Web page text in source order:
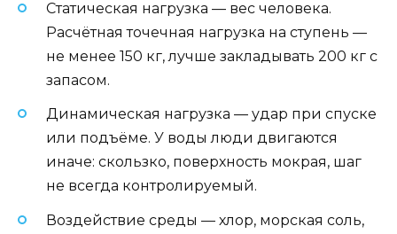
Статическая нагрузка — вес человека.
Расчётная точечная нагрузка на ступень —
не менее 150 кг, лучше закладывать 200 кг с
запасом.
Динамическая нагрузка — удар при спуске
или подъёме. У воды люди двигаются
иначе: скользко, поверхность мокрая, шаг
не всегда контролируемый.
Воздействие среды — хлор, морская соль,